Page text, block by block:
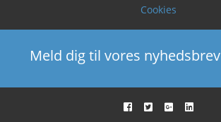
Cookies
Meld dig til vores nyhedsbrev